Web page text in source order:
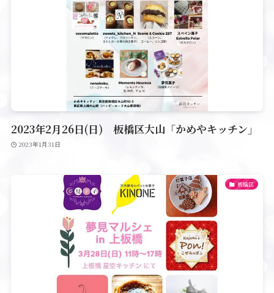
2023年2月26日(日) 板橋区大山「かめやキッチン」
2023年1月31日
板橋区